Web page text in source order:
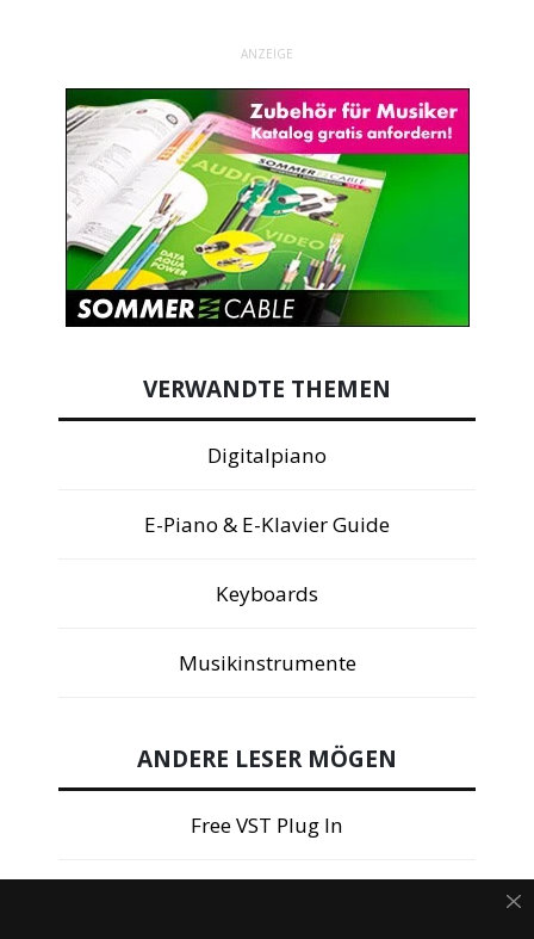
ANZEIGE
VERWANDTE THEMEN
Digitalpiano
E-Piano & E-Klavier Guide
Keyboards
Musikinstrumente
ANDERE LESER MÖGEN
Free VST Plug In